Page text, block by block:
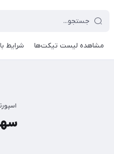
مشاهده لیست تیکت‌ها شرایط